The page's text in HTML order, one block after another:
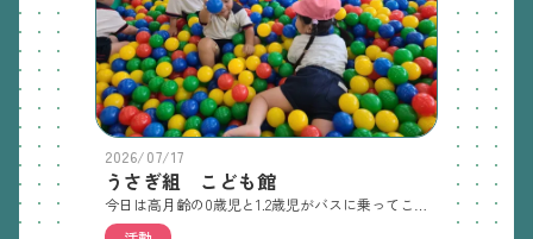
2026/07/17
うさぎ組 こども館